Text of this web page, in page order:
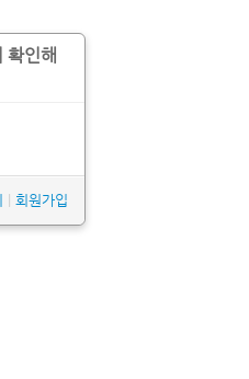
확인해
회원가입